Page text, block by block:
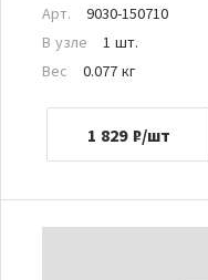
Арт.
9030-150710
В узле
1 шт.
Вес
0.077 кг
1 829 ₽/шт